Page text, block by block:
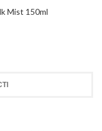
Mist 150ml